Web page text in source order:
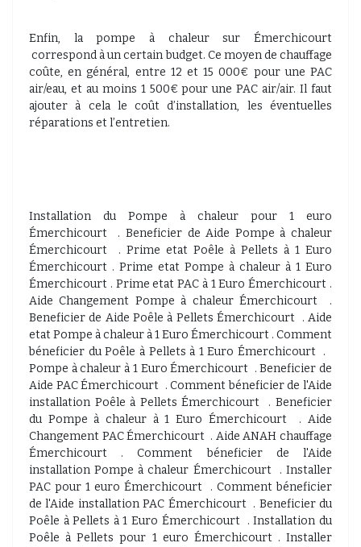
Enfin, la pompe à chaleur sur Émerchicourt
correspond à un certain budget. Ce moyen de chauffage
coûte, en général, entre 12 et 15 000€ pour une PAC
air/eau, et au moins 1 500€ pour une PAC air/air. Il faut
ajouter à cela le coût d’installation, les éventuelles
réparations et l’entretien.
Installation du Pompe à chaleur pour 1 euro
Émerchicourt . Beneficier de Aide Pompe à chaleur
Émerchicourt . Prime etat Poêle à Pellets à 1 Euro
Émerchicourt . Prime etat Pompe à chaleur à 1 Euro
Émerchicourt . Prime etat PAC à 1 Euro Émerchicourt .
Aide Changement Pompe à chaleur Émerchicourt .
Beneficier de Aide Poêle à Pellets Émerchicourt . Aide
etat Pompe à chaleur à 1 Euro Émerchicourt . Comment
béneficier du Poêle à Pellets à 1 Euro Émerchicourt .
Pompe à chaleur à 1 Euro Émerchicourt . Beneficier de
Aide PAC Émerchicourt . Comment béneficier de l'Aide
installation Poêle à Pellets Émerchicourt . Beneficier
du Pompe à chaleur à 1 Euro Émerchicourt . Aide
Changement PAC Émerchicourt . Aide ANAH chauffage
Émerchicourt . Comment béneficier de l'Aide
installation Pompe à chaleur Émerchicourt . Installer
PAC pour 1 euro Émerchicourt . Comment béneficier
de l'Aide installation PAC Émerchicourt . Beneficier du
Poêle à Pellets à 1 Euro Émerchicourt . Installation du
Poêle à Pellets pour 1 euro Émerchicourt . Installer